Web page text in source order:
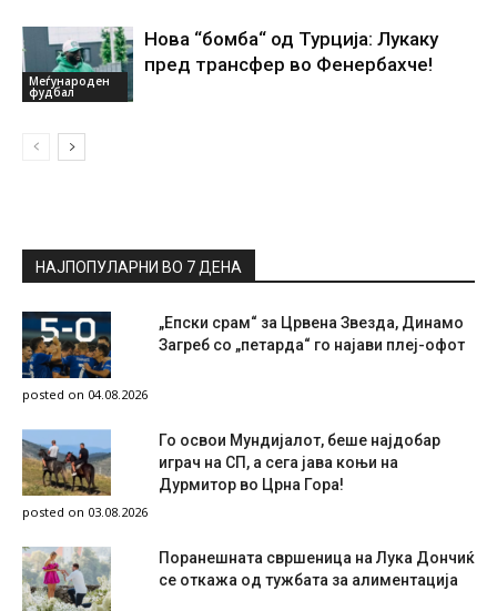
Меѓународен
фудбал
Нова “бомба“ од Турција: Лукаку
пред трансфер во Фенербахче!
НАЈПОПУЛАРНИ ВО 7 ДЕНА
„Епски срам“ за Црвена Звезда, Динамо
Загреб со „петарда“ го најави плеј-офот
posted on 04.08.2026
Го освои Мундијалот, беше најдобар
играч на СП, а сега јава коњи на
Дурмитор во Црна Гора!
posted on 03.08.2026
Поранешната свршеница на Лука Дончиќ
се откажа од тужбата за алиментација